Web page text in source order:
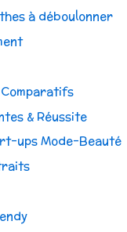
à déboulonner
Comparatifs
& Réussite
ups Mode-Beauté